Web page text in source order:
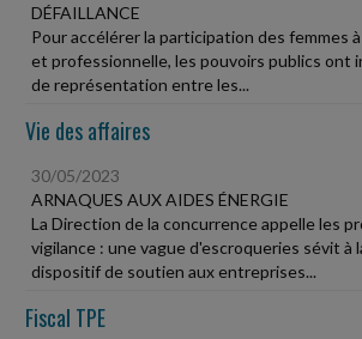
DÉFAILLANCE
Pour accélérer la participation des femmes
et professionnelle, les pouvoirs publics ont
de représentation entre les...
Vie des affaires
30/05/2023
ARNAQUES AUX AIDES ÉNERGIE
La Direction de la concurrence appelle les
vigilance : une vague d'escroqueries sévit à
dispositif de soutien aux entreprises...
Fiscal TPE